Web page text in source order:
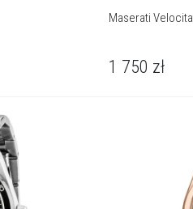
Maserati Velocita
1 750 zł